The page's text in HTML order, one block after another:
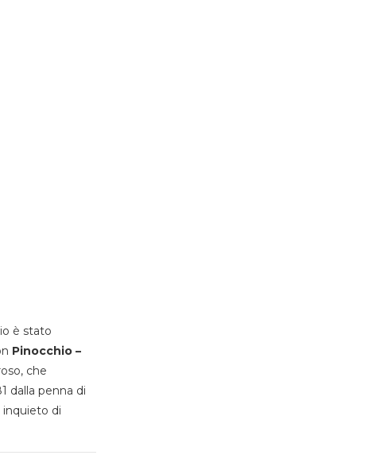
è stato
Pinocchio –
che
dalla penna di
inquieto di